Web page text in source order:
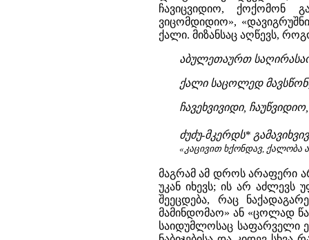
ჩავიცვიდიო, ქოქომონ
ვიცომდიდიო»,
ქალი. მიზანსაც აღწევს,
აბულეთაურთ
ქალი საცოლედ
ჩავეხვივიდი, ჩაუწვიდიო,
ძუძუ-მკერდს*
«კაცივით ხქონდავ, ქალობა
მაგრამ ამ დროს არაფერი
უკან იხევს; ის არ
შეეცდება, რაც
მამინდომაო» ან «ცოლად
საიდუმლოსაც საფარველი